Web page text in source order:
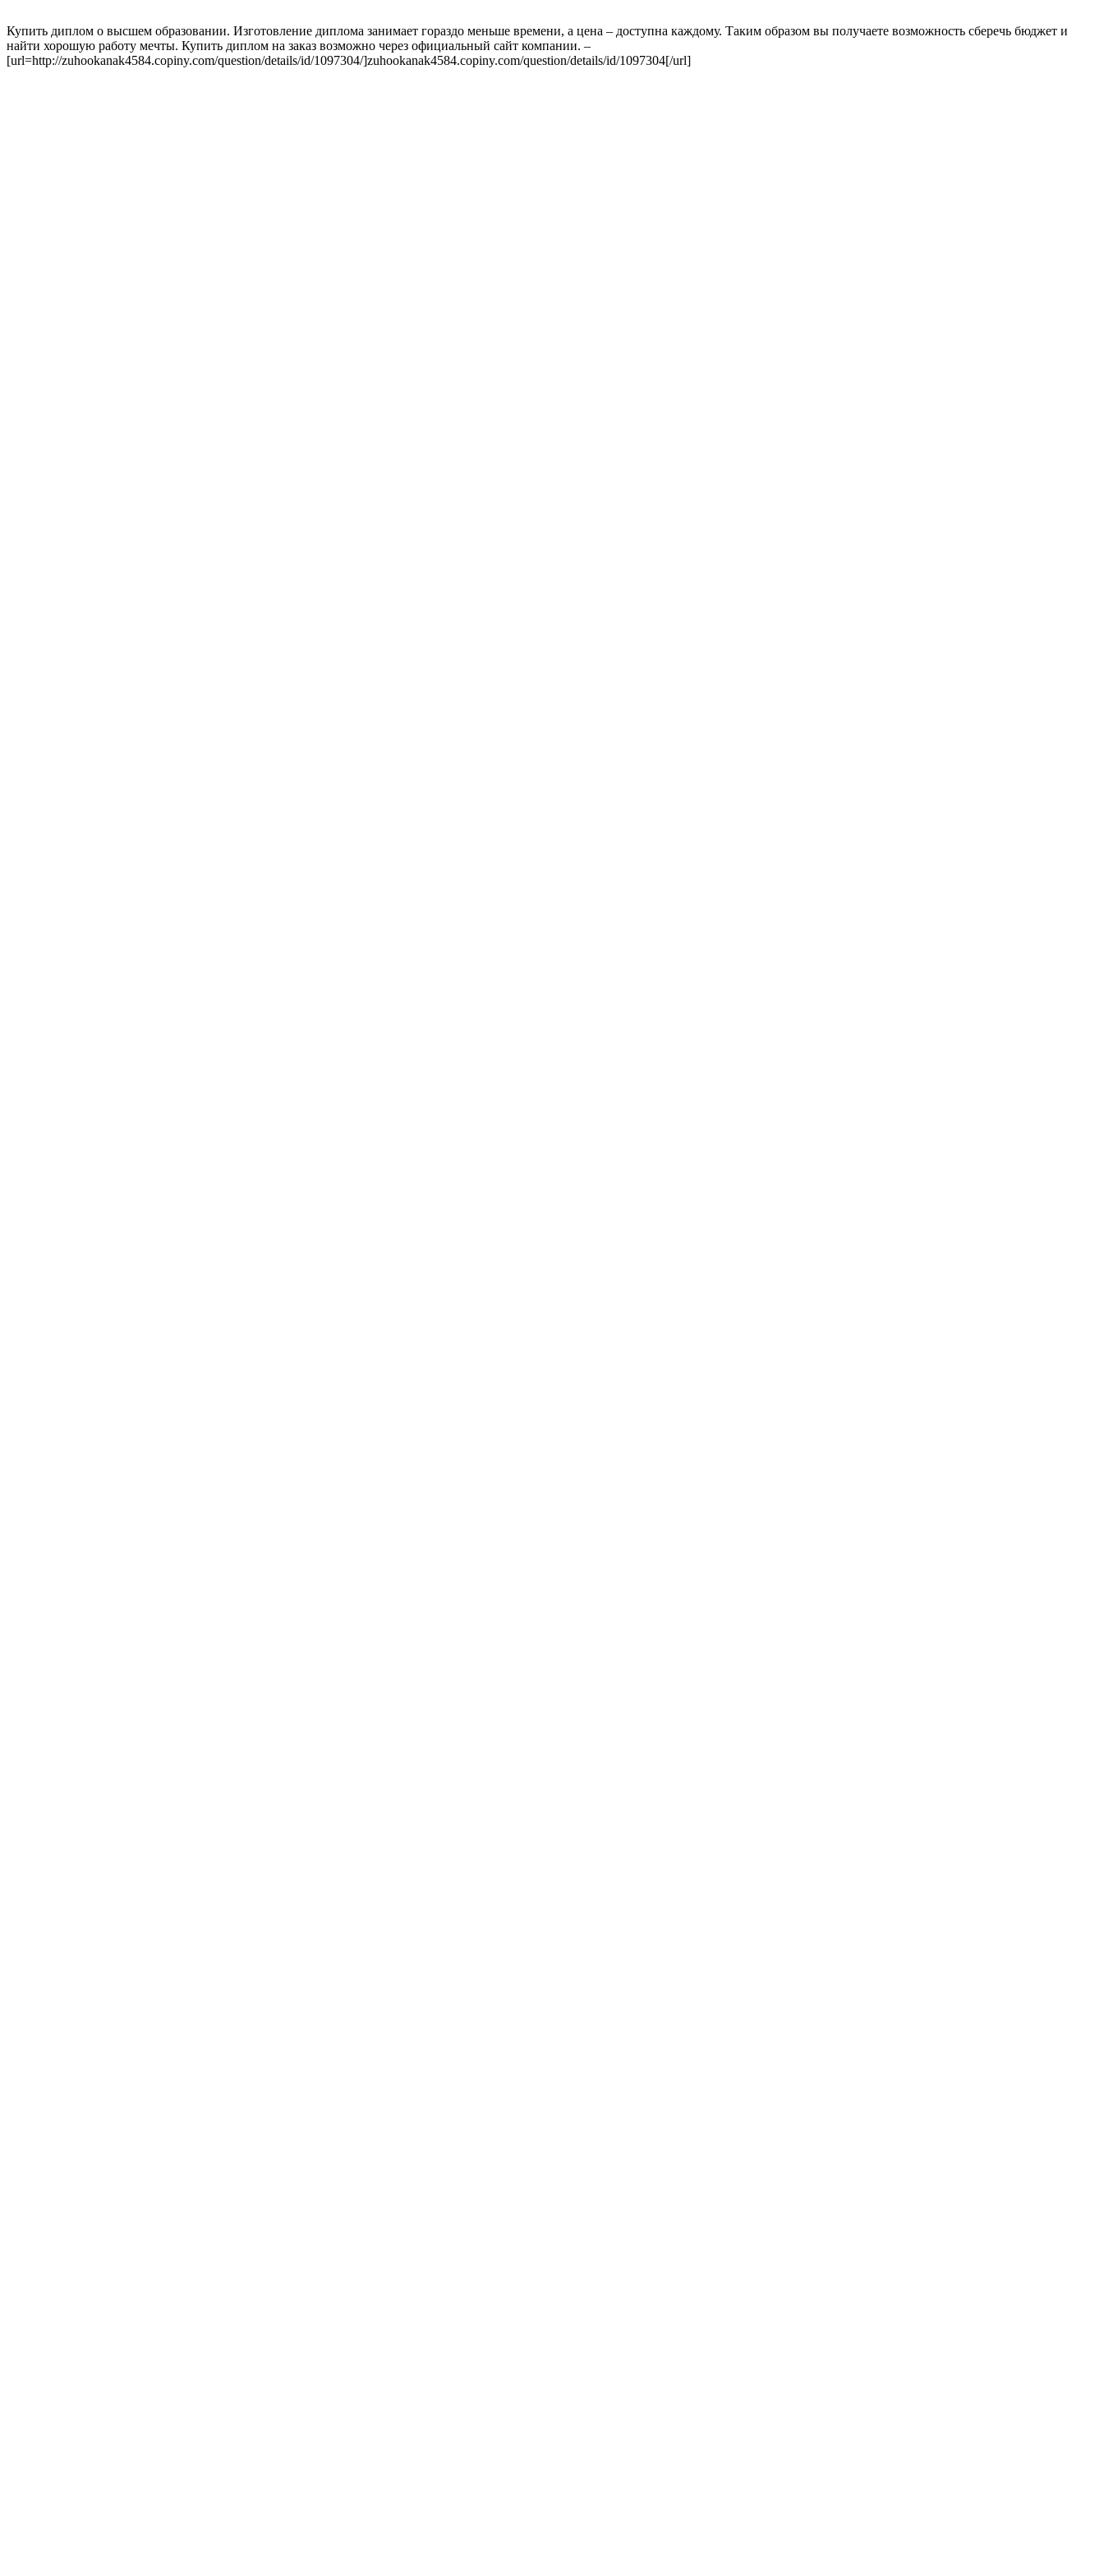
Купить диплом о высшем образовании. Изготовление диплома занимает гораздо меньше времени, а цена – доступна каждому. Таким образом вы получаете возможность сберечь бюджет и
найти хорошую работу мечты. Купить диплом на заказ возможно через официальный сайт компании. –
[url=http://zuhookanak4584.copiny.com/question/details/id/1097304/]zuhookanak4584.copiny.com/question/details/id/1097304[/url]